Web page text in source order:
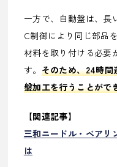
一方で、自動盤は、長
C制御により同じ部品
材料を取り付ける必要
す。 そのため、24時間
盤加工を行うことがで
【関連記事】
三和ニードル・ベアリ
は